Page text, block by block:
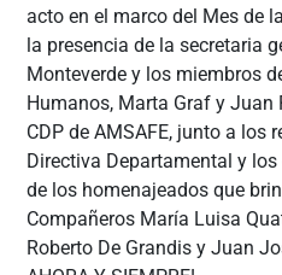
acto en el marco del Mes de
la presencia de la secretaria
Monteverde y los miembros
Humanos, Marta Graf y Juan
CDP de AMSAFE, junto a los
Directiva Departamental y
de los homenajeados que
Compañeros María Luisa
Roberto De Grandis y Juan